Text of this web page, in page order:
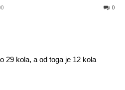
0
29 kola, a od toga je 12 kola